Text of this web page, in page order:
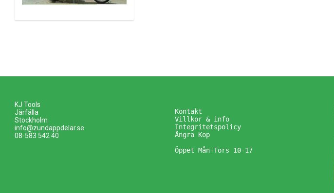
KJ Tools
Järfälla
Stockholm
info@zundappdelar.se
08-583 542 40
Kontakt
Villkor & info
Integritetspolicy
Ångra Köp
Öppet Mån-Tors 10-17